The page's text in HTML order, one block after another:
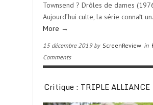
Townsend ? Drôles de dames
Aujourd’hui culte, la série connaît
More →
15 décembre 2019 by ScreenReview in
Comments
Critique : TRIPLE ALLIANCE